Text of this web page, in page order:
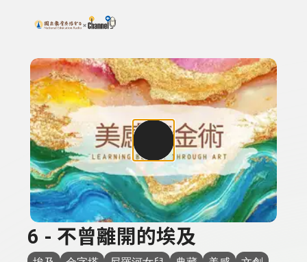
上方功能區塊
搜尋關鍵字：可輸入節目名稱、主持人或關鍵字
6 - 不曾離開的埃及